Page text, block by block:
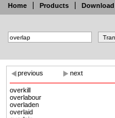
Home Products Download
previous next
overkill
overlabour
overladen
overlaid